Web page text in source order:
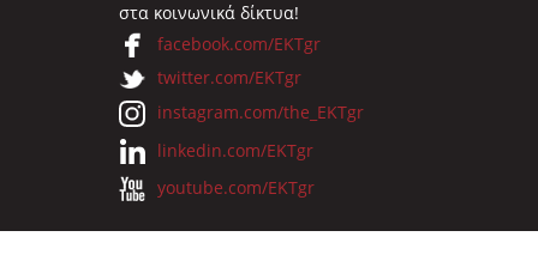
στα κοινωνικά δίκτυα!
facebook.com/EKTgr
twitter.com/EKTgr
instagram.com/the_EKTgr
linkedin.com/EKTgr
youtube.com/EKTgr